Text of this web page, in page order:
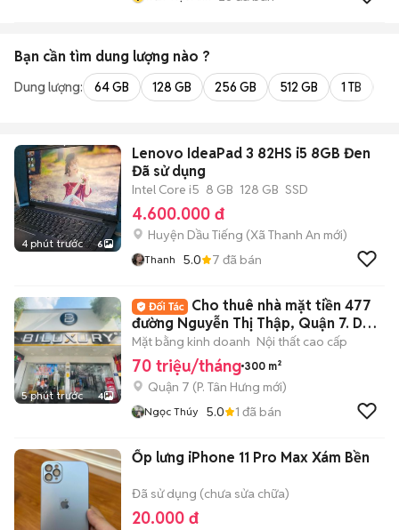
Bạn cần tìm dung lượng nào ?
Dung lượng: 64 GB 128 GB 256 GB 512 GB 1 TB
4 phút trước 6
Lenovo IdeaPad 3 82HS i5 8GB Đen
Đã sử dụng
Intel Core i5 8 GB 128 GB SSD
4.600.000 đ
Huyện Dầu Tiếng (Xã Thanh An mới)
Thanh 5.0 7 đã bán
5 phút trước 4
Cho thuê nhà mặt tiền 477
đường Nguyễn Thị Thập, Quận 7. DT:
10x30m
Mặt bằng kinh doanh Nội thất cao cấp
70 triệu/tháng 300 m²
Quận 7 (P. Tân Hưng mới)
Ngọc Thúy 5.0 1 đã bán
Ốp lưng iPhone 11 Pro Max Xám Bền
Đã sử dụng (chưa sửa chữa)
20.000 đ